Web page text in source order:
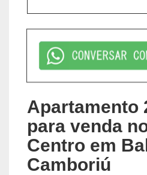
Apartamento
para venda
Centro em
Camboriú